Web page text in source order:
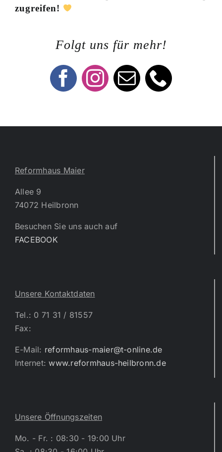
zugreifen!
Folgt uns für mehr!
Reformhaus Maier
Allee 9
74072 Heilbronn
Besuchen Sie uns auch auf
FACEBOOK
Unsere Kontaktdaten
Tel.: 0 71 31 / 81557
Fax:
E-Mail: reformhaus-maier@t-online.de
Internet:www.reformhaus-heilbronn.de
Unsere Öffnungszeiten
Mo. - Fr. : 08:30 - 19:00 Uhr